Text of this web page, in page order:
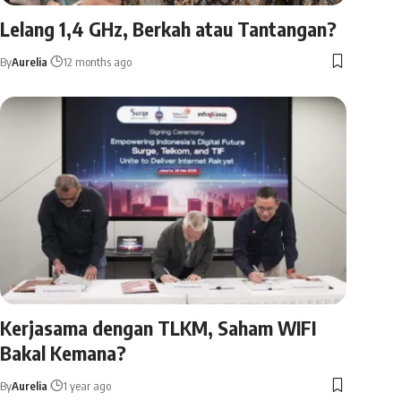
Lelang 1,4 GHz, Berkah atau Tantangan?
ByAurelia 12 months ago
Kerjasama dengan TLKM, Saham WIFI
Bakal Kemana?
ByAurelia 1 year ago